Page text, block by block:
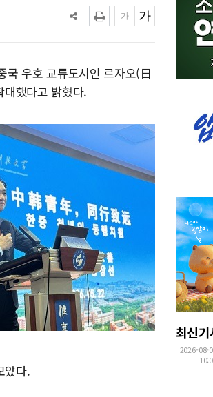
국 우호 교류도시인 르자오(日
했다고 밝혔다.
았다.
최신기
2026-08-